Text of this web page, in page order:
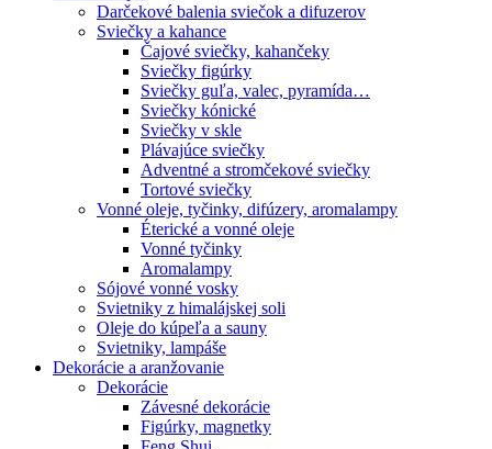
Darčekové balenia sviečok a difuzerov
Sviečky a kahance
Čajové sviečky, kahančeky
Sviečky figúrky
Sviečky guľa, valec, pyramída…
Sviečky kónické
Sviečky v skle
Plávajúce sviečky
Adventné a stromčekové sviečky
Tortové sviečky
Vonné oleje, tyčinky, difúzery, aromalampy
Éterické a vonné oleje
Vonné tyčinky
Aromalampy
Sójové vonné vosky
Svietniky z himalájskej soli
Oleje do kúpeľa a sauny
Svietniky, lampáše
Dekorácie a aranžovanie
Dekorácie
Závesné dekorácie
Figúrky, magnetky